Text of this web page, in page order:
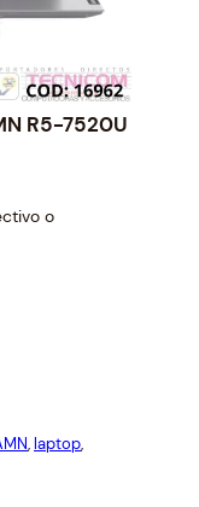
R5-7520U
o
, laptop